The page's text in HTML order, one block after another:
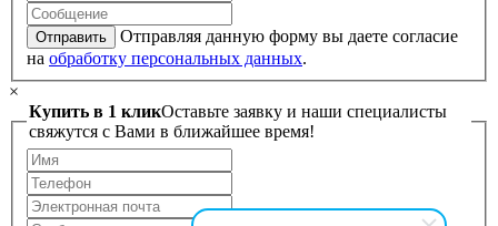
Отправить
Отправляя данную форму вы даете согласие
на обработку персональных данных.
×
Купить в 1 кликОставьте заявку и наши специалисты
свяжутся с Вами в ближайшее время!